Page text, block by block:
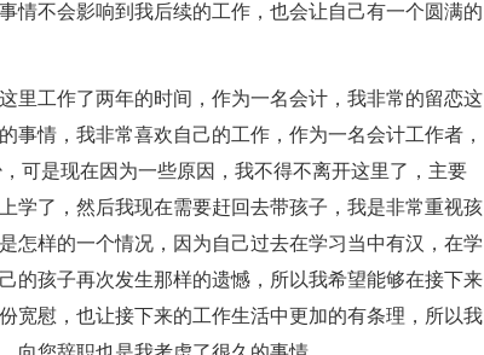
情不会影响到我后续的工作，也会让自己有一个圆满的
工作了两年的时间，作为一名会计，我非常的留恋这
事情，我非常喜欢自己的工作，作为一名会计工作者，
可是现在因为一些原因，我不得不离开这里了，主要
学了，然后我现在需要赶回去带孩子，我是非常重视孩
怎样的一个情况，因为自己过去在学习当中有汉，在学
的孩子再次发生那样的遗憾，所以我希望能够在接下来
宽慰，也让接下来的工作生活中更加的有条理，所以我